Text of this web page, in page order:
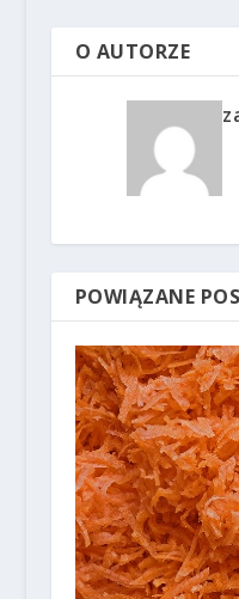
O AUTORZE
POWIĄZANE